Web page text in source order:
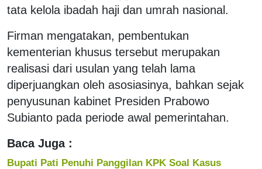
tata kelola ibadah haji dan umrah nasional.
Firman mengatakan, pembentukan
kementerian khusus tersebut merupakan
realisasi dari usulan yang telah lama
diperjuangkan oleh asosiasinya, bahkan sejak
penyusunan kabinet Presiden Prabowo
Subianto pada periode awal pemerintahan.
Baca Juga :
Bupati Pati Penuhi Panggilan KPK Soal Kasus